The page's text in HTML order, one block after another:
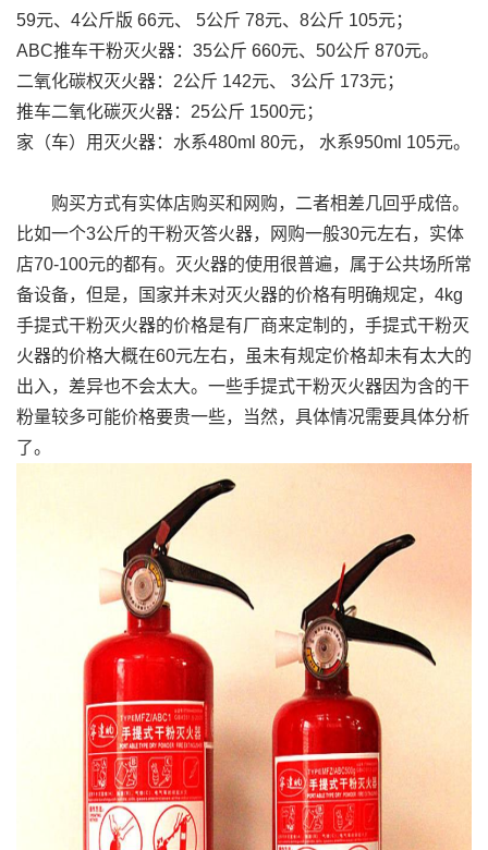
59元、4公斤版 66元、 5公斤 78元、8公斤 105元；
ABC推车干粉灭火器：35公斤 660元、50公斤 870元。
二氧化碳权灭火器：2公斤 142元、 3公斤 173元；
推车二氧化碳灭火器：25公斤 1500元；
家（车）用灭火器：水系480ml 80元， 水系950ml 105元。
购买方式有实体店购买和网购，二者相差几回乎成倍。
比如一个3公斤的干粉灭答火器，网购一般30元左右，实体
店70-100元的都有。灭火器的使用很普遍，属于公共场所常
备设备，但是，国家并未对灭火器的价格有明确规定，4kg
手提式干粉灭火器的价格是有厂商来定制的，手提式干粉灭
火器的价格大概在60元左右，虽未有规定价格却未有太大的
出入，差异也不会太大。一些手提式干粉灭火器因为含的干
粉量较多可能价格要贵一些，当然，具体情况需要具体分析
了。